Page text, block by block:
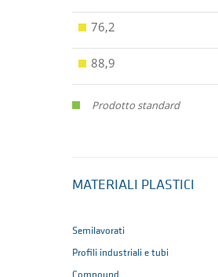
76,2
88,9
Prodotto standard
MATERIALI PLASTICI
Semilavorati
Profili industriali e tubi